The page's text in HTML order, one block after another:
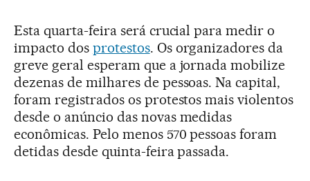
Esta quarta-feira será crucial para medir o
impacto dos protestos. Os organizadores da
greve geral esperam que a jornada mobilize
dezenas de milhares de pessoas. Na capital,
foram registrados os protestos mais violentos
desde o anúncio das novas medidas
econômicas. Pelo menos 570 pessoas foram
detidas desde quinta-feira passada.